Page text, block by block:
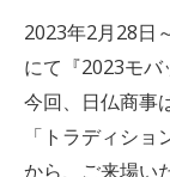
2023年2月28日
にて『2023モバ
今回、日仏商事
「トラディシ
から、ご来場い